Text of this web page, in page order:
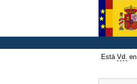
Está Vd. en